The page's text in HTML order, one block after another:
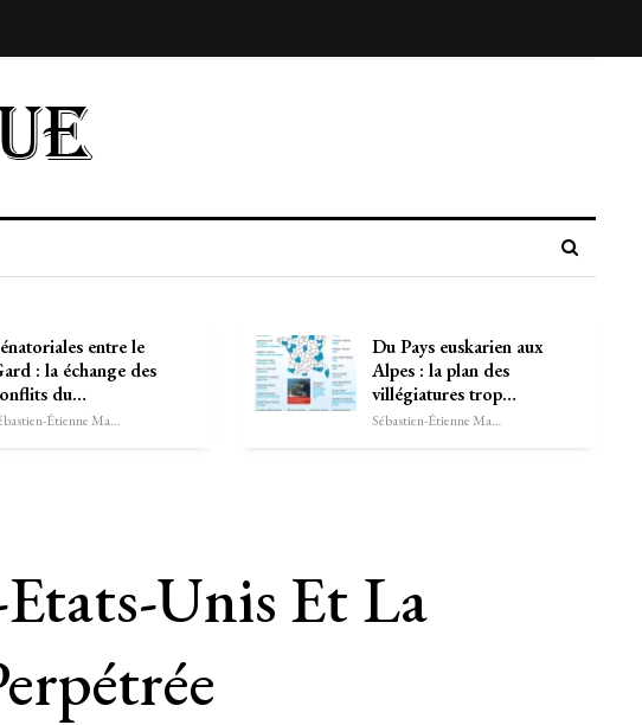
entre le
: la échange des
du…
Sébastien-Étienne Marechal
Du Pays euskarien aux
Alpes : la plan des
villégiatures trop…
Sébastien-Étienne Marechal
Unis Et La